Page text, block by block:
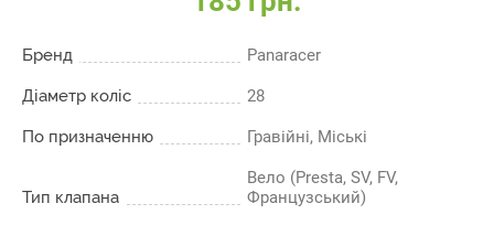
Бренд Panaracer
Діаметр коліс 28
По призначенню Гравійні, Міські
Тип клапана
Вело (Presta, SV, FV,
Французський)